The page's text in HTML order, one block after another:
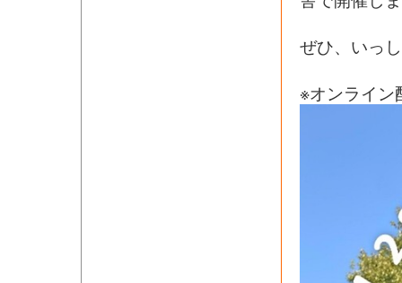
ぜひ、いっ
※オンライン